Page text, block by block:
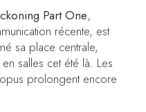
Part One,
récente, est
sa place centrale,
salles cet été là. Les
prolongent encore